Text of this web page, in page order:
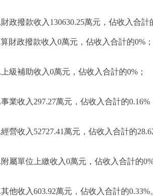
財政撥款收入130630.25萬元，佔收入合
財政撥款收入0萬元，佔收入合計的0%
上級補助收入0萬元，佔收入合計的0%；
事業收入297.27萬元，佔收入合計的0.16%
經營收入52727.41萬元，佔收入合計的
附屬單位上繳收入0萬元，佔收入合計的
其他收入603.92萬元，佔收入合計的0.33%